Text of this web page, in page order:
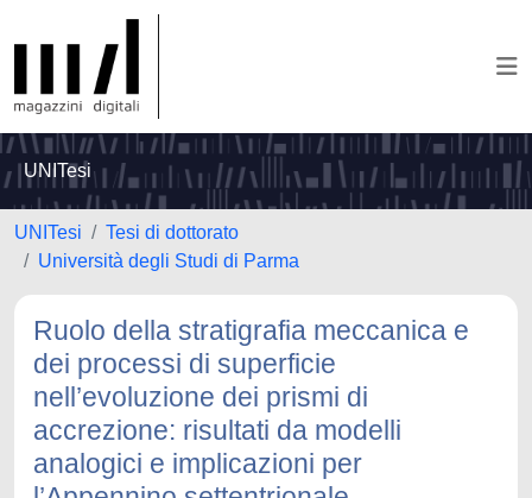
UNITesi
UNITesi
Tesi di dottorato
Università degli Studi di Parma
Ruolo della stratigrafia meccanica e
dei processi di superficie
nell’evoluzione dei prismi di
accrezione: risultati da modelli
analogici e implicazioni per